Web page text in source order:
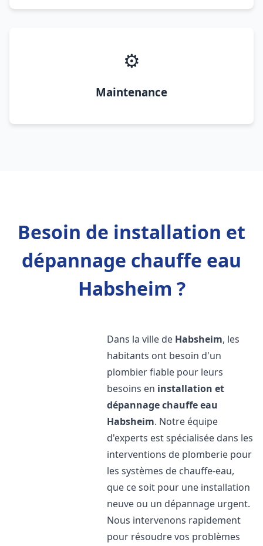
⚙️
Maintenance
Besoin de installation et
dépannage chauffe eau
Habsheim ?
Dans la ville de Habsheim, les
habitants ont besoin d'un
plombier fiable pour leurs
besoins en installation et
dépannage chauffe eau
Habsheim. Notre équipe
d'experts est spécialisée dans les
interventions de plomberie pour
les systèmes de chauffe-eau,
que ce soit pour une installation
neuve ou un dépannage urgent.
Nous intervenons rapidement
pour résoudre vos problèmes